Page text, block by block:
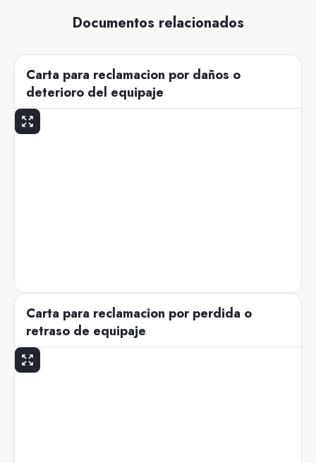
Documentos relacionados
Carta para reclamacion por daños o
deterioro del equipaje
Carta para reclamacion por perdida o
retraso de equipaje